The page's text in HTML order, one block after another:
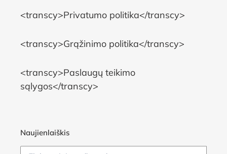
<transcy>Privatumo politika</transcy>
<transcy>Grąžinimo politika</transcy>
<transcy>Paslaugų teikimo
sąlygos</transcy>
Naujienlaiškis